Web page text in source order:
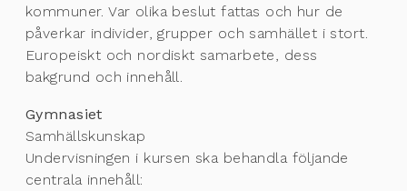
kommuner. Var olika beslut fattas och hur de
påverkar individer, grupper och samhället i stort.
Europeiskt och nordiskt samarbete, dess
bakgrund och innehåll.
Gymnasiet
Samhällskunskap
Undervisningen i kursen ska behandla följande
centrala innehåll: